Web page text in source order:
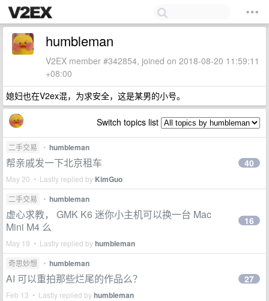
humbleman
V2EX member #342854, joined on 2018-08-20 11:59:11
+08:00
媳妇也在V2ex混，为求安全，这是某男的小号。
Switch topics list
二手交易 • humbleman
帮亲戚发一下北京租车
May 20 • Lastly replied by KimGuo
40
二手交易 • humbleman
虚心求教， GMK K6 迷你小主机可以换一台 Mac
Mini M4 么
May 19 • Lastly replied byhumbleman
16
奇思妙想 • humbleman
AI 可以重拍那些烂尾的作品么？
Feb 13 • Lastly replied byhumbleman
27